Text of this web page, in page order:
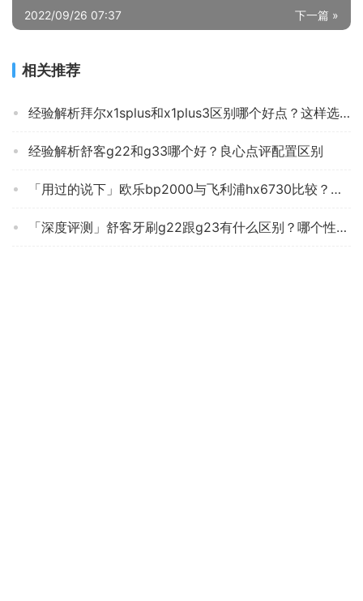
下一篇 »
2022/09/26 07:37
相关推荐
经验解析拜尔x1splus和x1plus3区别哪个好点？这样选不盲目
经验解析舒客g22和g33哪个好？良心点评配置区别
「用过的说下」欧乐bp2000与飞利浦hx6730比较？分析哪款更适合你
「深度评测」舒客牙刷g22跟g23有什么区别？哪个性价比高、质量更好